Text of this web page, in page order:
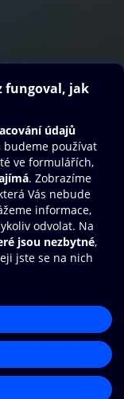
Knihovna
e-knihy a
a pohodlněji.